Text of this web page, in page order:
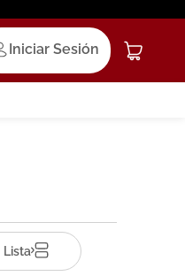
Iniciar Sesión
Lista